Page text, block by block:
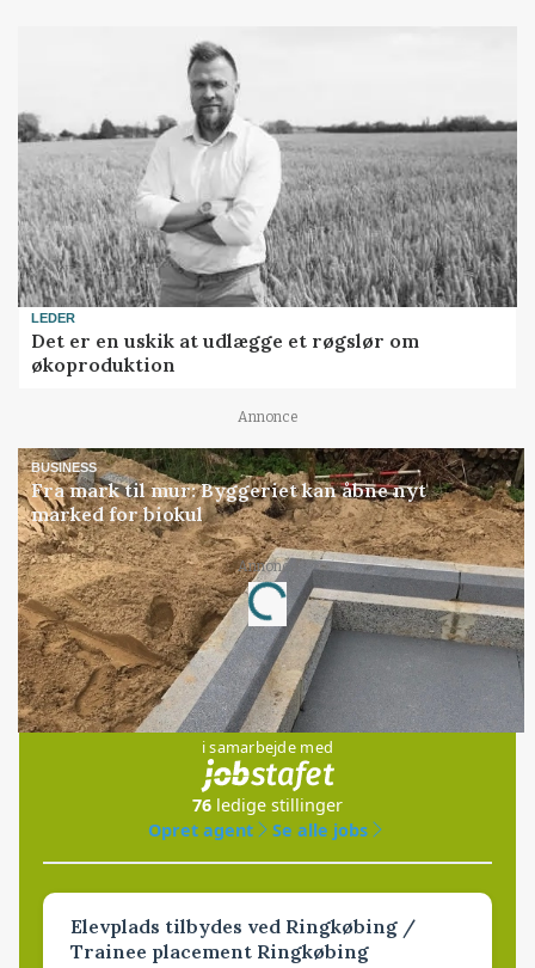
LEDER
Det er en uskik at udlægge et røgslør om
økoproduktion
Annonce
BUSINESS
Fra mark til mur: Byggeriet kan åbne nyt
marked for biokul
Annonce
Loading...
Jobs
i samarbejde med
76 ledige stillinger
Opret agent
Se alle jobs
Elevplads tilbydes ved Ringkøbing /
Trainee placement Ringkøbing